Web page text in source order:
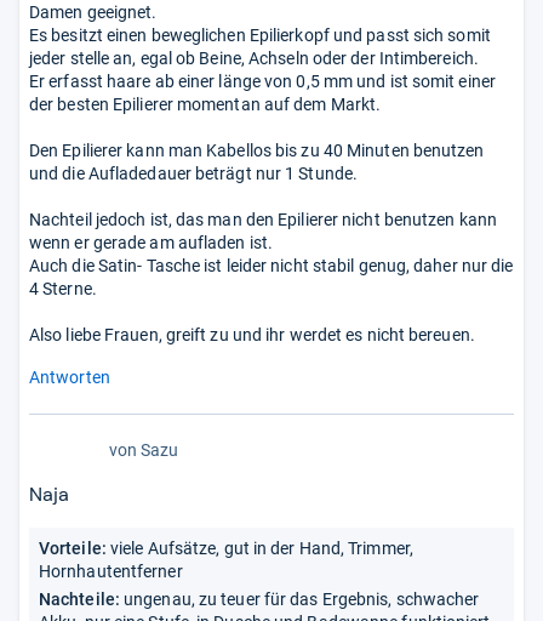
Damen geeignet.
Es besitzt einen beweglichen Epilierkopf und passt sich somit
jeder stelle an, egal ob Beine, Achseln oder der Intimbereich.
Er erfasst haare ab einer länge von 0,5 mm und ist somit einer
der besten Epilierer momentan auf dem Markt.
Den Epilierer kann man Kabellos bis zu 40 Minuten benutzen
und die Aufladedauer beträgt nur 1 Stunde.
Nachteil jedoch ist, das man den Epilierer nicht benutzen kann
wenn er gerade am aufladen ist.
Auch die Satin- Tasche ist leider nicht stabil genug, daher nur die
4 Sterne.
Also liebe Frauen, greift zu und ihr werdet es nicht bereuen.
Antworten
von Sazu
Naja
Vorteile: viele Aufsätze, gut in der Hand, Trimmer,
Hornhautentferner
Nachteile: ungenau, zu teuer für das Ergebnis, schwacher